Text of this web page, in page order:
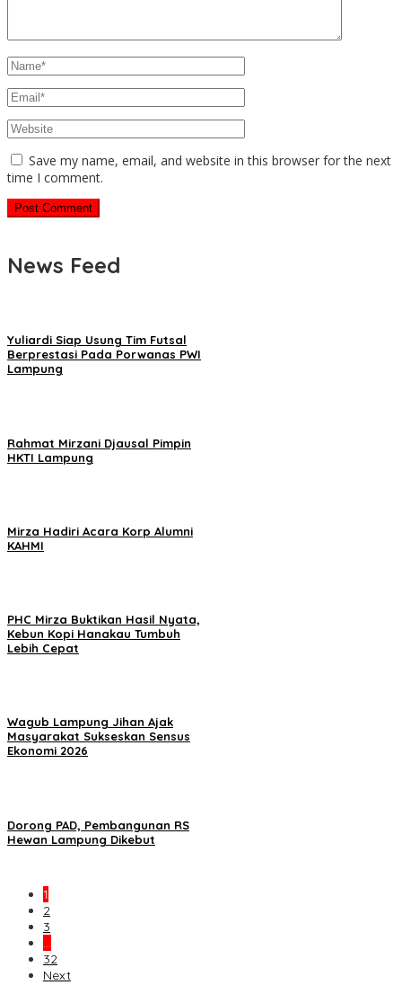
Save my name, email, and website in this browser for the next
time I comment.
News Feed
Yuliardi Siap Usung Tim Futsal
Berprestasi Pada Porwanas PWI
Lampung
Rahmat Mirzani Djausal Pimpin
HKTI Lampung
Mirza Hadiri Acara Korp Alumni
KAHMI
PHC Mirza Buktikan Hasil Nyata,
Kebun Kopi Hanakau Tumbuh
Lebih Cepat
Wagub Lampung Jihan Ajak
Masyarakat Sukseskan Sensus
Ekonomi 2026
Dorong PAD, Pembangunan RS
Hewan Lampung Dikebut
1
2
3
…
32
Next